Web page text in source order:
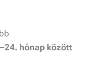
hónap között